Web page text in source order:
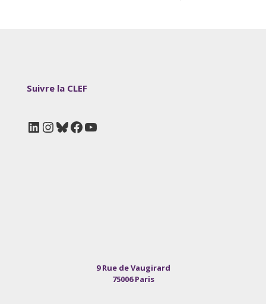
Suivre la CLEF
LinkedIn
Instagram
Bluesky
Facebook
YouTube
9 Rue de Vaugirard
75006 Paris